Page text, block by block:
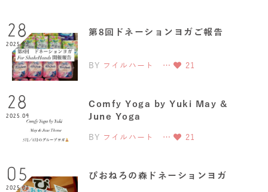
28
2025.04
第8回ドネーションヨガご報告
BY フイルハート … 21
28
2025.04
Comfy Yoga by Yuki May &
June Yoga
BY フイルハート … 21
05
2025.02
ぴおねろの森ドネーションヨガ